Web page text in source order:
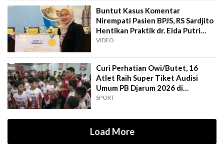
Buntut Kasus Komentar
Nirempati Pasien BPJS, RS Sardjito
Hentikan Praktik dr. Elda Putri
Rahard
VIDEO
Curi Perhatian Owi/Butet, 16
Atlet Raih Super Tiket Audisi
Umum PB Djarum 2026 di
Makassar
SPORT
Load More